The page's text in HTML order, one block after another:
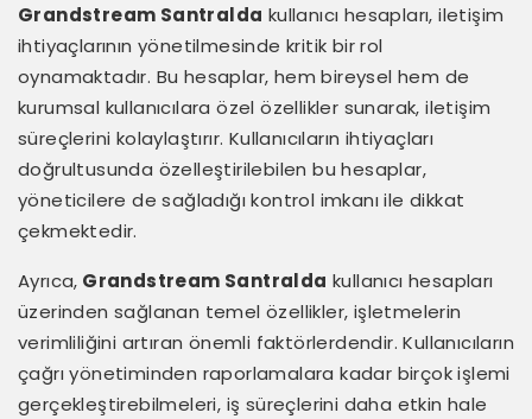
Grandstream Santralda kullanıcı hesapları, iletişim
ihtiyaçlarının yönetilmesinde kritik bir rol
oynamaktadır. Bu hesaplar, hem bireysel hem de
kurumsal kullanıcılara özel özellikler sunarak, iletişim
süreçlerini kolaylaştırır. Kullanıcıların ihtiyaçları
doğrultusunda özelleştirilebilen bu hesaplar,
yöneticilere de sağladığı kontrol imkanı ile dikkat
çekmektedir.
Ayrıca, Grandstream Santralda kullanıcı hesapları
üzerinden sağlanan temel özellikler, işletmelerin
verimliliğini artıran önemli faktörlerdendir. Kullanıcıların
çağrı yönetiminden raporlamalara kadar birçok işlemi
gerçekleştirebilmeleri, iş süreçlerini daha etkin hale